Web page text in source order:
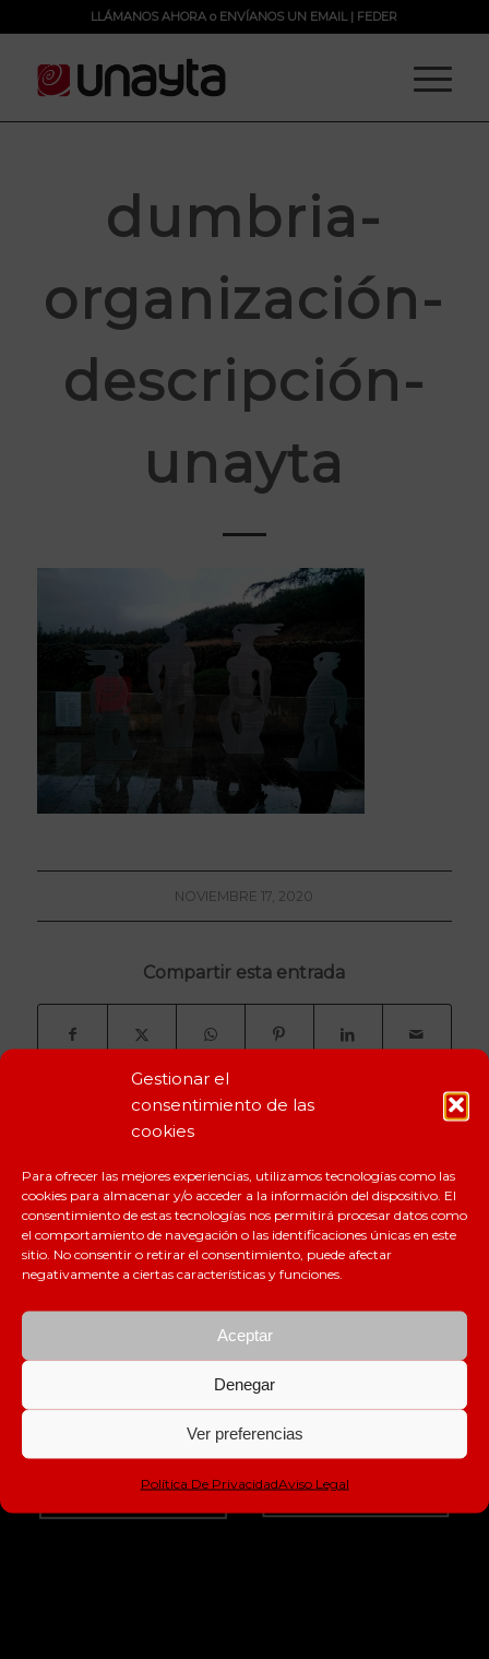
Gestionar el
consentimiento de las
cookies
Para ofrecer las mejores experiencias, utilizamos tecnologías como las
cookies para almacenar y/o acceder a la información del dispositivo. El
consentimiento de estas tecnologías nos permitirá procesar datos como
el comportamiento de navegación o las identificaciones únicas en este
sitio. No consentir o retirar el consentimiento, puede afectar
negativamente a ciertas características y funciones.
Aceptar
Denegar
Ver preferencias
Política De PrivacidadAviso Legal
LLÁMANOS AHORA o ENVÍANOS UN EMAIL| FEDER
dumbria-
organización-
descripción-
unayta
NOVIEMBRE 17, 2020
Compartir esta entrada
CERTIFICACIONES